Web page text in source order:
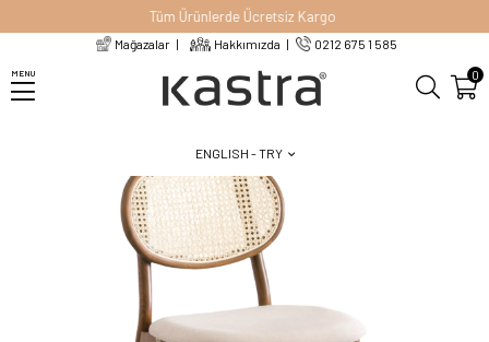
MENU
Tüm Ürünlerde Ücretsiz Kargo
Mağazalar Hakkımızda 0212 675 1 585
ENGLISH - TRY
0